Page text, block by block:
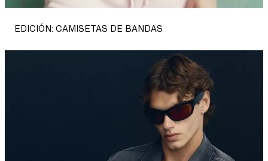
EDICIÓN: CAMISETAS DE BANDAS